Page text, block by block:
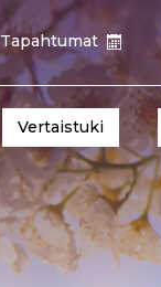
Tapahtumat
Vertaistuki